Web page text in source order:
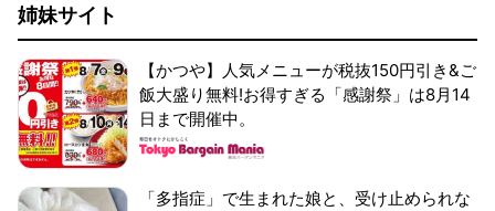
姉妹サイト
【かつや】人気メニューが税抜150円引き&ご
飯大盛り無料!お得すぎる「感謝祭」は8月14
日まで開催中。
「多指症」で生まれた娘と、受け止められな